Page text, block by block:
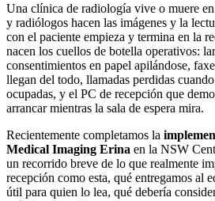
Una clínica de radiología vive o muere
y radiólogos hacen las imágenes y la
con el paciente empieza y termina en la
nacen los cuellos de botella operativos:
consentimientos en papel apilándose,
llegan del todo, llamadas perdidas
ocupadas, y el PC de recepción que
arrancar mientras la sala de espera mira.
Recientemente completamos la
Medical Imaging Erina en la NSW
un recorrido breve de lo que realmente
recepción como esta, qué entregamos al
útil para quien lo lea, qué debería